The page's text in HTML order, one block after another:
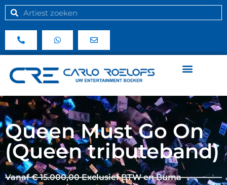
Queen Must Go On
(Queen tributeband)
Vanaf € 15.000,00 Exclusief BTW en Buma